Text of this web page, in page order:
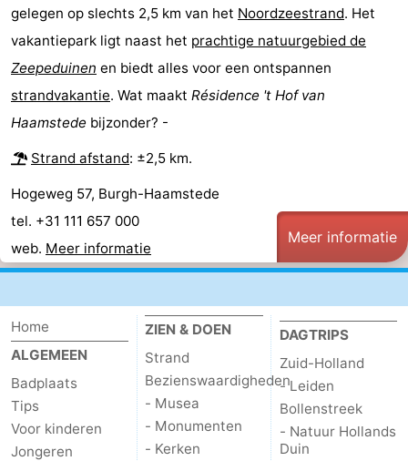
Zwembaden
-
Fietsen
-
Wandelen
-
Paardrijden
-
Surfen
-
Duiken
Eten
en
drinken
Zeehonden
Evenementen
gelegen op slechts 2,5 km van het Noordzeestrand. Het
vakantiepark ligt naast het prachtige natuurgebied de
Zeepeduinen en biedt alles voor een ontspannen
strandvakantie. Wat maakt Résidence 't Hof van
Haamstede bijzonder? -
Strand afstand: ±2,5 km.
Hogeweg 57, Burgh-Haamstede
tel. +31 111 657 000
web. Meer informatie
Meer informatie
Home
ALGEMEEN
Badplaats
Tips
Voor kinderen
Jongeren
ZIEN & DOEN
Strand
Bezienswaardigheden
- Musea
- Monumenten
- Kerken
DAGTRIPS
Zuid-Holland
- Leiden
Bollenstreek
- Natuur Hollands
Duin